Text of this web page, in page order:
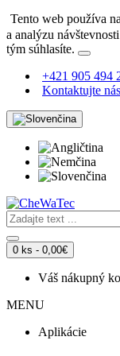
Tento web používa
a analýzu
tým súhlasíte.
+421 905 494
Kontaktujte nás
0 ks - 0,00€
Váš nákupný
MENU
Aplikácie